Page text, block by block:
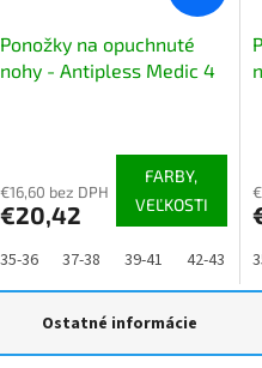
44-46 47-48
Ponožky na opuchnuté
nohy - Antipless Medic 4
je
4,9
5
€16,60 bez DPH
€20,42
FARBY,
VEĽKOSTI
35-36 37-38 39-41 42-43
5
Ostatné informácie